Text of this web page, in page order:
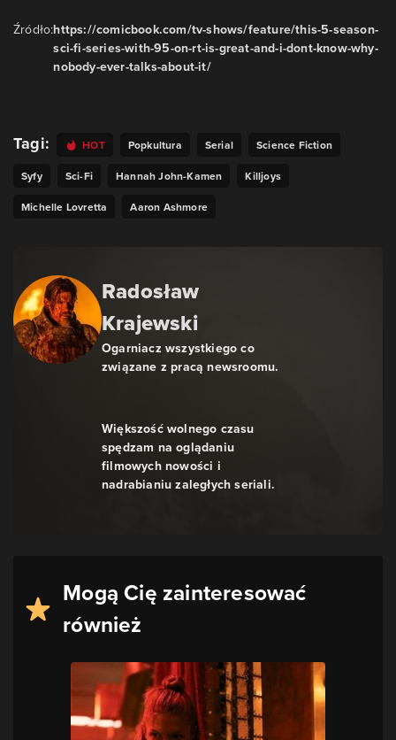
Źródło:https://comicbook.com/tv-shows/feature/this-5-season-
sci-fi-series-with-95-on-rt-is-great-and-i-dont-know-why-
nobody-ever-talks-about-it/
Tagi: HOT Popkultura Serial Science Fiction
Syfy Sci-Fi Hannah John-Kamen Killjoys
Michelle Lovretta Aaron Ashmore
Radosław
Krajewski
Ogarniacz wszystkiego co
związane z pracą newsroomu.
Większość wolnego czasu
spędzam na oglądaniu
filmowych nowości i
nadrabianiu zaległych seriali.
Mogą Cię zainteresować
również